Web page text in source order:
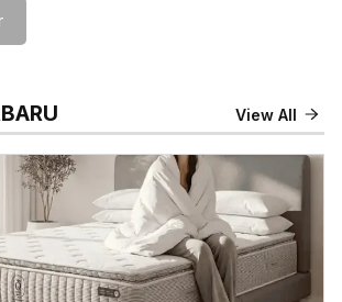
View All